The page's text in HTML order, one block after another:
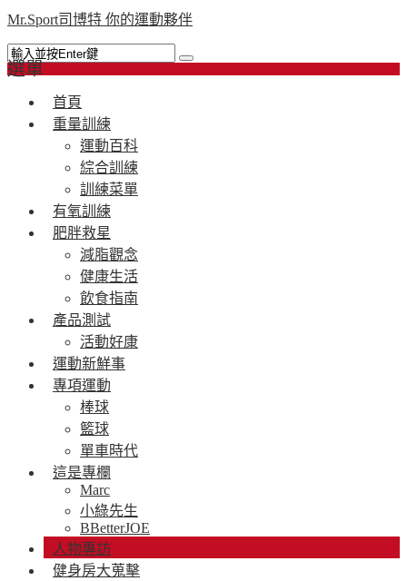
Mr.Sport司博特 你的運動夥伴
選單
首頁
重量訓練
運動百科
綜合訓練
訓練菜單
有氧訓練
肥胖救星
減脂觀念
健康生活
飲食指南
產品測試
活動好康
運動新鮮事
專項運動
棒球
籃球
單車時代
這是專欄
Marc
小綠先生
BBetterJOE
人物專訪
健身房大蒐擊